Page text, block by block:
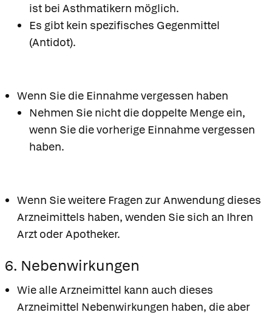
ist bei Asthmatikern möglich.
Es gibt kein spezifisches Gegenmittel
(Antidot).
Wenn Sie die Einnahme vergessen haben
Nehmen Sie nicht die doppelte Menge ein,
wenn Sie die vorherige Einnahme vergessen
haben.
Wenn Sie weitere Fragen zur Anwendung dieses
Arzneimittels haben, wenden Sie sich an Ihren
Arzt oder Apotheker.
6. Nebenwirkungen
Wie alle Arzneimittel kann auch dieses
Arzneimittel Nebenwirkungen haben, die aber